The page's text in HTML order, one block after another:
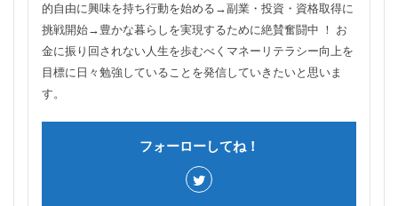
的自由に興味を持ち行動を始める→副業・投資・資格取得に
挑戦開始→豊かな暮らしを実現するために絶賛奮闘中 ！ お
金に振り回されない人生を歩むべくマネーリテラシー向上を
目標に日々勉強していることを発信していきたいと思いま
す。
フォーローしてね！